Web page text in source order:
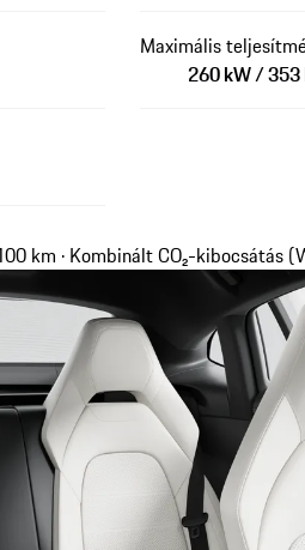
Maximális
260 kW / 353
km · Kombinált CO₂-kibocsátás